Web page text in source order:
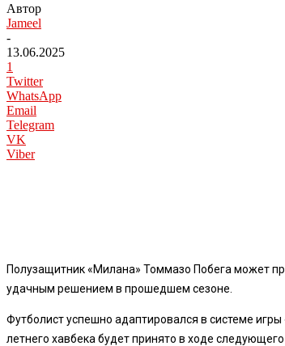
Автор
Jameel
-
13.06.2025
1
Twitter
WhatsApp
Email
Telegram
VK
Viber
Полузащитник «Милана» Томмазо Побега может
удачным решением в прошедшем сезоне.
Футболист успешно адаптировался в системе
летнего хавбека будет принято в ходе